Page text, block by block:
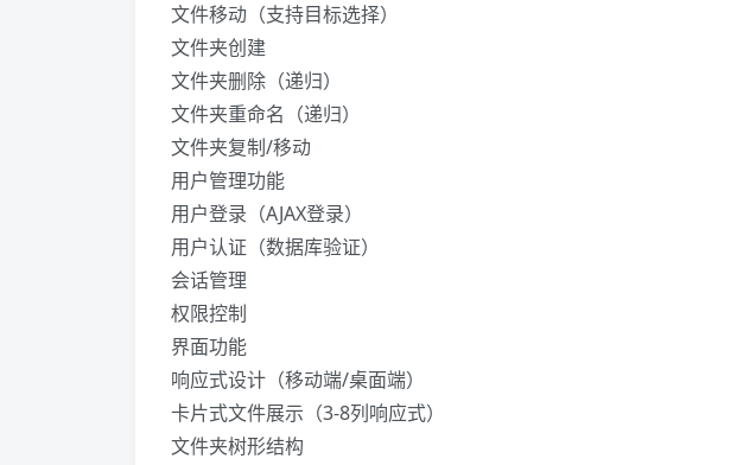
文件移动（支持目标选择）
文件夹创建
文件夹删除（递归）
文件夹重命名（递归）
文件夹复制/移动
用户管理功能
用户登录（AJAX登录）
用户认证（数据库验证）
会话管理
权限控制
界面功能
响应式设计（移动端/桌面端）
卡片式文件展示（3-8列响应式）
文件夹树形结构